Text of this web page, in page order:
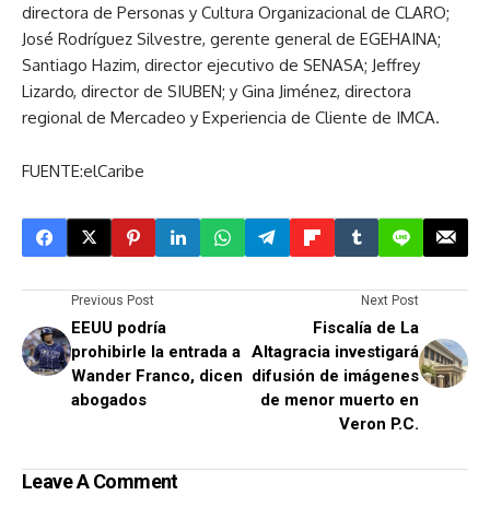
directora de Personas y Cultura Organizacional de CLARO;
José Rodríguez Silvestre, gerente general de EGEHAINA;
Santiago Hazim, director ejecutivo de SENASA; Jeffrey
Lizardo, director de SIUBEN; y Gina Jiménez, directora
regional de Mercadeo y Experiencia de Cliente de IMCA.
FUENTE:elCaribe
Previous Post
EEUU podría
prohibirle la entrada a
Wander Franco, dicen
abogados
Next Post
Fiscalía de La
Altagracia investigará
difusión de imágenes
de menor muerto en
Veron P.C.
Leave A Comment